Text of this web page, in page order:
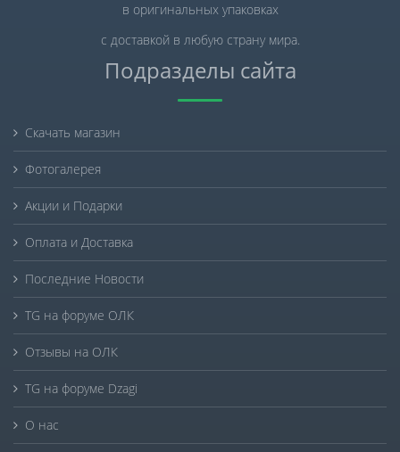
в оригинальных упаковках
с доставкой в любую страну мира.
Подразделы сайта
Скачать магазин
Фотогалерея
Акции и Подарки
Оплата и Доставка
Последние Новости
TG на форуме ОЛК
Отзывы на ОЛК
TG на форуме Dzagi
О нас